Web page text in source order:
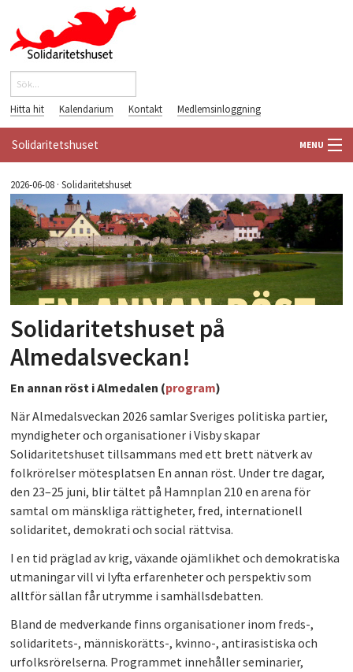
Hoppa till huvudinnehåll
Sökformulär
Hitta hit Kalendarium Kontakt Medlemsinloggning
Solidaritetshuset MENU
HEM
OM OSS
FÖRENINGAR
VÄRLDSBIBLIOTEKET
PÅ GÅNG
2026-06-08 ·Solidaritetshuset
Solidaritetshuset på
Almedalsveckan!
En annan röst i Almedalen (program)
När Almedalsveckan 2026 samlar Sveriges politiska partier,
myndigheter och organisationer i Visby skapar
Solidaritetshuset tillsammans med ett brett nätverk av
folkrörelser mötesplatsen En annan röst. Under tre dagar,
den 23–25 juni, blir tältet på Hamnplan 210 en arena för
samtal om mänskliga rättigheter, fred, internationell
solidaritet, demokrati och social rättvisa.
I en tid präglad av krig, växande ojämlikhet och demokratiska
utmaningar vill vi lyfta erfarenheter och perspektiv som
alltför sällan får utrymme i samhällsdebatten.
Bland de medverkande finns organisationer inom freds-,
solidaritets-, människorätts-, kvinno-, antirasistiska och
urfolksrörelserna. Programmet innehåller seminarier,